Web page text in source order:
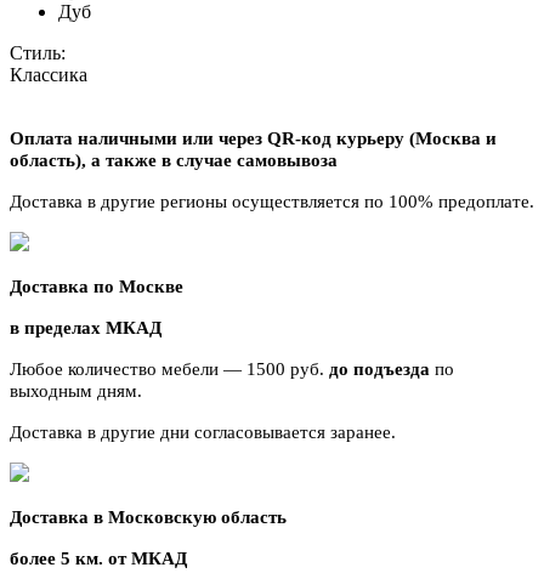
Дуб
Стиль:
Классика
Оплата наличными или через QR-код курьеру (Москва и
область), а также в случае самовывоза
Доставка в другие регионы осуществляется по 100% предоплате.
Доставка по Москве
в пределах МКАД
Любое количество мебели — 1500 руб. до подъезда по
выходным дням.
Доставка в другие дни согласовывается заранее.
Доставка в Московскую область
более 5 км. от МКАД